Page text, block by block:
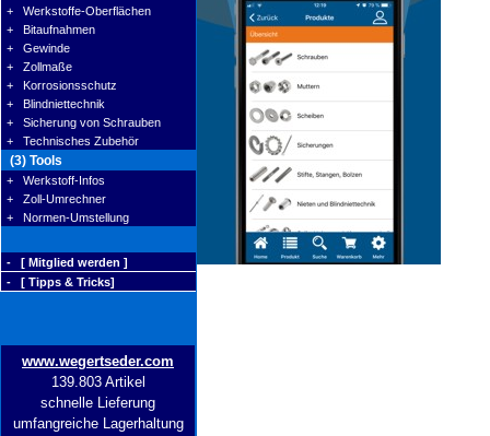
+ Werkstoffe-Oberflächen
+ Bitaufnahmen
+ Gewinde
+ Zollmaße
+ Korrosionsschutz
+ Blindniettechnik
+ Sicherung von Schrauben
+ Technisches Zubehör
(3) Tools
+ Werkstoff-Infos
+ Zoll-Umrechner
+ Normen-Umstellung
- [ Mitglied werden ]
- [ Tipps & Tricks]
www.wegertseder.com
139.803 Artikel
schnelle Lieferung
umfangreiche Lagerhaltung